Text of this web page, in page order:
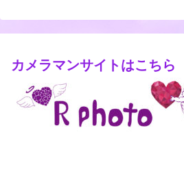
カメラマンサイトはこちら